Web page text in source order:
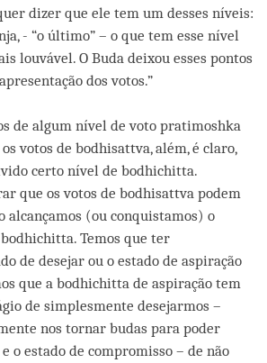
dizer que ele tem um desses níveis:
- “o último” – o que tem esse nível
louvável. O Buda deixou esses pontos
dos votos.”
de algum nível de voto pratimoshka
votos de bodhisattva, além, é claro,
certo nível de bodhichitta.
que os votos de bodhisattva podem
alcançamos (ou conquistamos) o
Temos que ter
de desejar ou o estado de aspiração
que a bodhichitta de aspiração tem
de simplesmente desejarmos –
nos tornar budas para poder
o estado de compromisso – de não